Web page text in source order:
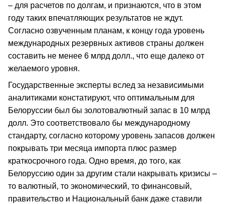
– для расчетов по долгам, и признаются, что в этом
году таких впечатляющих результатов не ждут.
Согласно озвученным планам, к концу года уровень
международных резервных активов страны должен
составить не менее 6 млрд долл., что еще далеко от
желаемого уровня.
Государственные эксперты вслед за независимыми
аналитиками констатируют, что оптимальным для
Белоруссии был бы золотовалютный запас в 10 млрд
долл. Это соответствовало бы международному
стандарту, согласно которому уровень запасов должен
покрывать три месяца импорта плюс размер
краткосрочного года. Одно время, до того, как
Белоруссию один за другим стали накрывать кризисы –
то валютный, то экономический, то финансовый,
правительство и Национальный банк даже ставили